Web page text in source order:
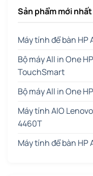
Sản phẩm mới nhất
Máy tính để bàn
Bộ máy All in One
TouchSmart
Bộ máy All in One
Máy tính AIO
4460T
Máy tính để bàn HP